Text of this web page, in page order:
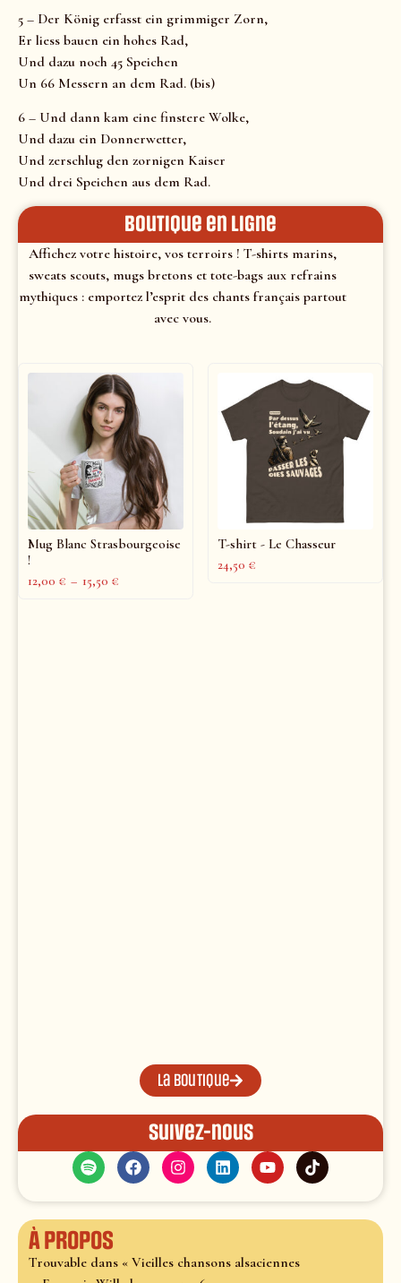
5 – Der König erfasst ein grimmiger Zorn,
Er liess bauen ein hohes Rad,
Und dazu noch 45 Speichen
Un 66 Messern an dem Rad. (bis)
6 – Und dann kam eine finstere Wolke,
Und dazu ein Donnerwetter,
Und zerschlug den zornigen Kaiser
Und drei Speichen aus dem Rad.
Boutique en ligne
Affichez votre histoire, vos terroirs ! T-shirts marins,
sweats scouts, mugs bretons et tote-bags aux refrains
mythiques : emportez l’esprit des chants français partout
avec vous.
Mug Blanc Strasbourgeoise
!
12,00 € – 15,50 €
T-shirt - Le Chasseur
24,50 €
La boutique
Suivez-nous
À propos
Trouvable dans « Vieilles chansons alsaciennes